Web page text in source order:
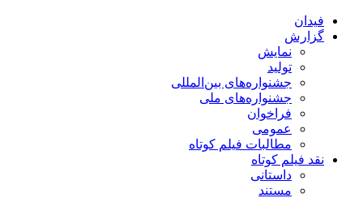
فیدان
گزارش
نمایش
تولید
‌‌جشنواره‌های بین‌المللی
جشنواره‌های ملی
فراخوان
عمومی
مطالبات فیلم کوتاه
نقد فیلم کوتاه
داستانی
مستند